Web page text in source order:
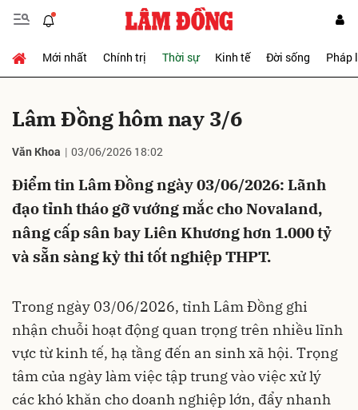
Mới nhất Chính trị Thời sự Kinh tế Đời sống Pháp
Lâm Đồng hôm nay 3/6
Văn Khoa 03/06/2026 18:02
Điểm tin Lâm Đồng ngày 03/06/2026: Lãnh
đạo tỉnh tháo gỡ vướng mắc cho Novaland,
nâng cấp sân bay Liên Khương hơn 1.000 tỷ
và sẵn sàng kỳ thi tốt nghiệp THPT.
Trong ngày 03/06/2026, tỉnh Lâm Đồng ghi
nhận chuỗi hoạt động quan trọng trên nhiều lĩnh
vực từ kinh tế, hạ tầng đến an sinh xã hội. Trọng
tâm của ngày làm việc tập trung vào việc xử lý
các khó khăn cho doanh nghiệp lớn, đẩy nhanh
Gửi bình luận
Hủy Gửi